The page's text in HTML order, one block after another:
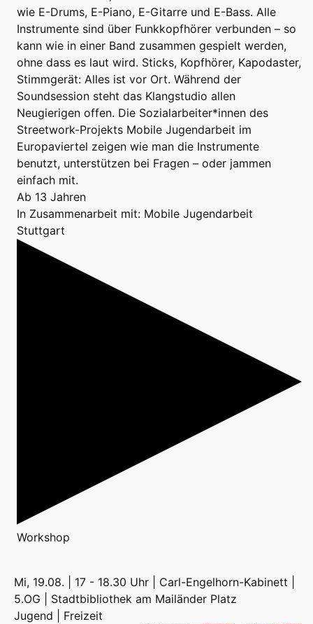
wie E-Drums, E-Piano, E-Gitarre und E-Bass. Alle
Instrumente sind über Funkkopfhörer verbunden – so
kann wie in einer Band zusammen gespielt werden,
ohne dass es laut wird. Sticks, Kopfhörer, Kapodaster,
Stimmgerät: Alles ist vor Ort. Während der
Soundsession steht das Klangstudio allen
Neugierigen offen. Die Sozialarbeiter*innen des
Streetwork-Projekts Mobile Jugendarbeit im
Europaviertel zeigen wie man die Instrumente
benutzt, unterstützen bei Fragen – oder jammen
einfach mit.
Ab 13 Jahren
In Zusammenarbeit mit: Mobile Jugendarbeit
Stuttgart
Workshop
Mi, 19.08. | 17 - 18.30 Uhr | Carl-Engelhorn-Kabinett |
5.OG | Stadtbibliothek am Mailänder Platz
Jugend | Freizeit